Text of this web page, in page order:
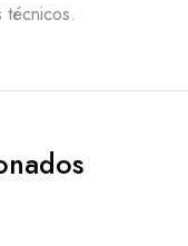
técnicos.